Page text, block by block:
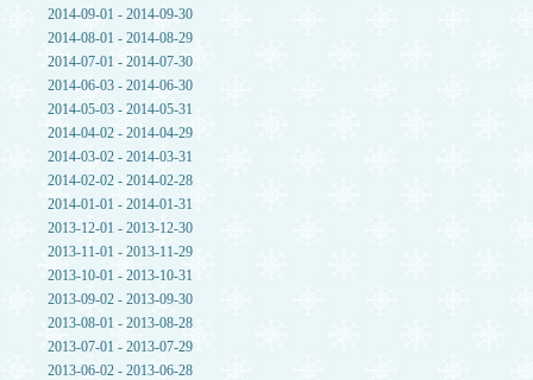
2014-09-01 - 2014-09-30
2014-08-01 - 2014-08-29
2014-07-01 - 2014-07-30
2014-06-03 - 2014-06-30
2014-05-03 - 2014-05-31
2014-04-02 - 2014-04-29
2014-03-02 - 2014-03-31
2014-02-02 - 2014-02-28
2014-01-01 - 2014-01-31
2013-12-01 - 2013-12-30
2013-11-01 - 2013-11-29
2013-10-01 - 2013-10-31
2013-09-02 - 2013-09-30
2013-08-01 - 2013-08-28
2013-07-01 - 2013-07-29
2013-06-02 - 2013-06-28